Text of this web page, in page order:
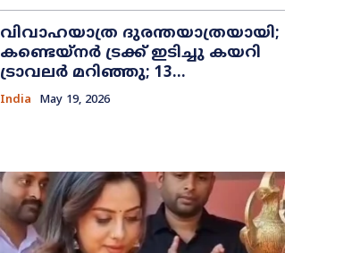
വിവാഹയാത്ര ദുരന്തയാത്രയായി;
കണ്ടെയ്നർ ട്രക്ക് ഇടിച്ചു കയറി
ട്രാവലർ മറിഞ്ഞു; 13...
India May 19, 2026